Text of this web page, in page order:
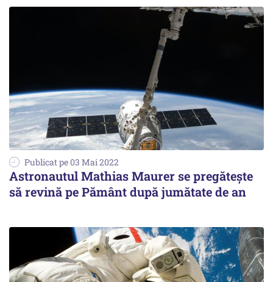
Publicat pe 03 Mai 2022
Astronautul Mathias Maurer se pregăteşte
să revină pe Pământ după jumătate de an